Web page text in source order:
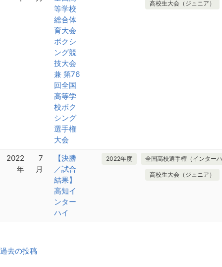
等学校
総合体
育大会
ボクシ
ング競
技大会
兼 第76
回全国
高等学
校ボク
シング
選手権
大会
高校生大会（ジュニア）
2022
年
7
月
【決勝
／試合
結果】
高知イ
ンター
ハイ
2022年度 全国高校選手権（インター
高校生大会（ジュニア）
投
過去の投稿